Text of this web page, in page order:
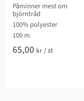
Påminner mest om
björntråd
100% polyester
100 m
65,00 kr /st